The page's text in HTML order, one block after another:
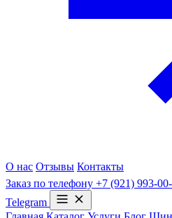
О нас Отзывы Контакты
Заказ по телефону +7 (921) 993-
Telegram